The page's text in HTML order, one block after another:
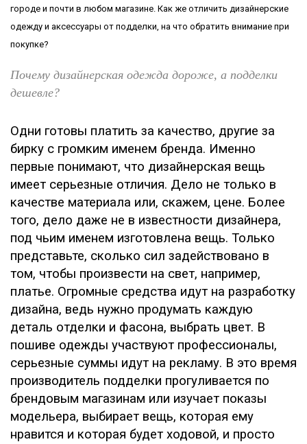
городе и почти в любом магазине. Как же отличить дизайнерские
одежду и аксессуары от подделки, на что обратить внимание при
покупке?
Почему дизайнерская одежда дороже, а подделки
дешевле?
Одни готовы платить за качество, другие за
бирку с громким именем бренда. Именно
первые понимают, что дизайнерская вещь
имеет серьезные отличия. Дело не только в
качестве материала или, скажем, цене. Более
того, дело даже не в известности дизайнера,
под чьим именем изготовлена вещь. Только
представьте, сколько сил задействовано в
том, чтобы произвести на свет, например,
платье. Огромные средства идут на разработку
дизайна, ведь нужно продумать каждую
деталь отделки и фасона, выбрать цвет. В
пошиве одежды участвуют профессионалы,
серьезные суммы идут на рекламу. В это время
производитель подделки прогуливается по
брендовым магазинам или изучает показы
модельера, выбирает вещь, которая ему
нравится и которая будет ходовой, и просто